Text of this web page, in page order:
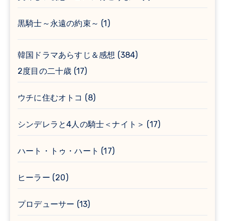
黒騎士～永遠の約束～ (1)
韓国ドラマあらすじ＆感想 (384)
2度目の二十歳 (17)
ウチに住むオトコ (8)
シンデレラと4人の騎士＜ナイト＞ (17)
ハート・トゥ・ハート (17)
ヒーラー (20)
プロデューサー (13)